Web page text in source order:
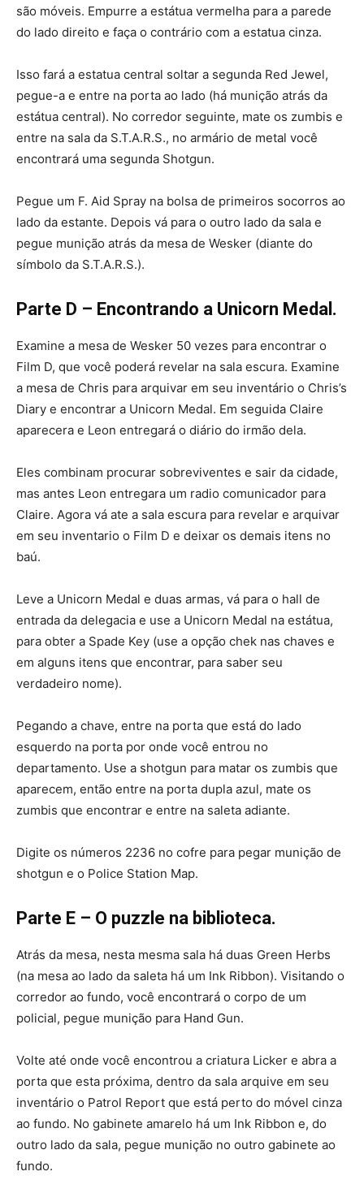
são móveis. Empurre a estátua vermelha para a parede
do lado direito e faça o contrário com a estatua cinza.
Isso fará a estatua central soltar a segunda Red Jewel,
pegue-a e entre na porta ao lado (há munição atrás da
estátua central). No corredor seguinte, mate os zumbis e
entre na sala da S.T.A.R.S., no armário de metal você
encontrará uma segunda Shotgun.
Pegue um F. Aid Spray na bolsa de primeiros socorros ao
lado da estante. Depois vá para o outro lado da sala e
pegue munição atrás da mesa de Wesker (diante do
símbolo da S.T.A.R.S.).
Parte D – Encontrando a Unicorn Medal.
Examine a mesa de Wesker 50 vezes para encontrar o
Film D, que você poderá revelar na sala escura. Examine
a mesa de Chris para arquivar em seu inventário o Chris’s
Diary e encontrar a Unicorn Medal. Em seguida Claire
aparecera e Leon entregará o diário do irmão dela.
Eles combinam procurar sobreviventes e sair da cidade,
mas antes Leon entregara um radio comunicador para
Claire. Agora vá ate a sala escura para revelar e arquivar
em seu inventario o Film D e deixar os demais itens no
baú.
Leve a Unicorn Medal e duas armas, vá para o hall de
entrada da delegacia e use a Unicorn Medal na estátua,
para obter a Spade Key (use a opção chek nas chaves e
em alguns itens que encontrar, para saber seu
verdadeiro nome).
Pegando a chave, entre na porta que está do lado
esquerdo na porta por onde você entrou no
departamento. Use a shotgun para matar os zumbis que
aparecem, então entre na porta dupla azul, mate os
zumbis que encontrar e entre na saleta adiante.
Digite os números 2236 no cofre para pegar munição de
shotgun e o Police Station Map.
Parte E – O puzzle na biblioteca.
Atrás da mesa, nesta mesma sala há duas Green Herbs
(na mesa ao lado da saleta há um Ink Ribbon). Visitando o
corredor ao fundo, você encontrará o corpo de um
policial, pegue munição para Hand Gun.
Volte até onde você encontrou a criatura Licker e abra a
porta que esta próxima, dentro da sala arquive em seu
inventário o Patrol Report que está perto do móvel cinza
ao fundo. No gabinete amarelo há um Ink Ribbon e, do
outro lado da sala, pegue munição no outro gabinete ao
fundo.